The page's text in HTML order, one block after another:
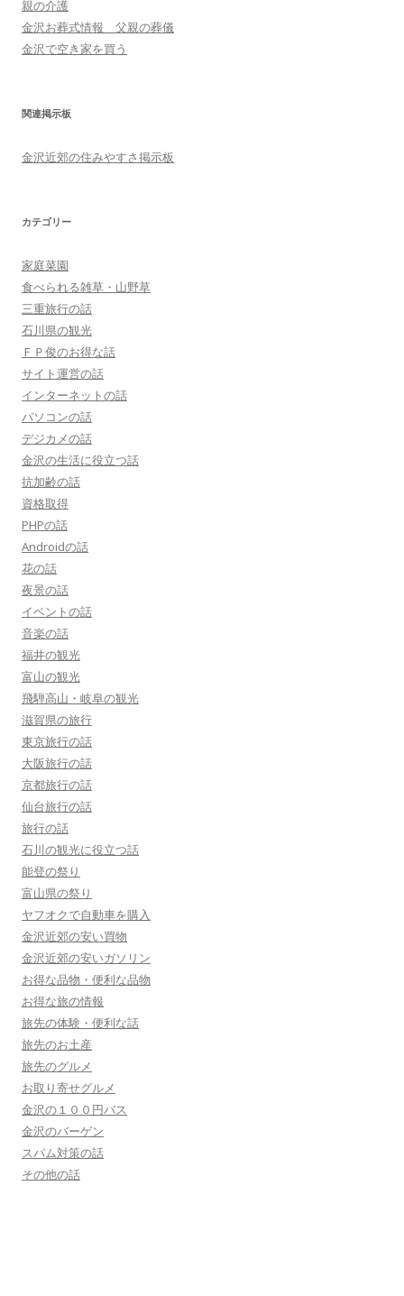
親の介護
金沢お葬式情報 父親の葬儀
金沢で空き家を買う
関連掲示板
金沢近郊の住みやすさ掲示板
カテゴリー
家庭菜園
食べられる雑草・山野草
三重旅行の話
石川県の観光
ＦＰ俊のお得な話
サイト運営の話
インターネットの話
パソコンの話
デジカメの話
金沢の生活に役立つ話
抗加齢の話
資格取得
PHPの話
Androidの話
花の話
夜景の話
イベントの話
音楽の話
福井の観光
富山の観光
飛騨高山・岐阜の観光
滋賀県の旅行
東京旅行の話
大阪旅行の話
京都旅行の話
仙台旅行の話
旅行の話
石川の観光に役立つ話
能登の祭り
富山県の祭り
ヤフオクで自動車を購入
金沢近郊の安い買物
金沢近郊の安いガソリン
お得な品物・便利な品物
お得な旅の情報
旅先の体験・便利な話
旅先のお土産
旅先のグルメ
お取り寄せグルメ
金沢の１００円バス
金沢のバーゲン
スパム対策の話
その他の話